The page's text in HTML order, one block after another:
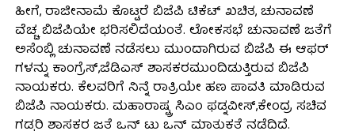
ಹೀಗೆ, ರಾಜೀನಾಮೆ ಕೊಟ್ಟರೆ ಬಿಜೆಪಿ ಟಿಕೆಟ್ ಖಚಿತ, ಚುನಾವಣೆ
ವೆಚ್ಚ ಬಿಜೆಪಿಯೇ ಭರಿಸಲಿದೆಯಂತೆ. ಲೋಕಸಭೆ ಚುನಾವಣೆ ಜತೆಗೆ
ಅಸೆಂಬ್ಲಿ ಚುನಾವಣೆ ನಡೆಸಲು ಮುಂದಾಗಿರುವ ಬಿಜೆಪಿ ಈ ಆಫರ್​​
ಗಳನ್ನು ಕಾಂಗ್ರೆಸ್,ಜೆಡಿಎಸ್ ಶಾಸಕರಮುಂದಿಡುತ್ತಿರುವ ಬಿಜೆಪಿ
ನಾಯಕರು. ಕೆಲವರಿಗೆ ನಿನ್ನೆ ರಾತ್ರಿಯೇ ಹಣ ಪಾವತಿ ಮಾಡಿರುವ
ಬಿಜೆಪಿ ನಾಯಕರು. ಮಹಾರಾಷ್ಟ್ರ ಸಿಎಂ ಫಡ್ನವೀಸ್,ಕೇಂದ್ರ ಸಚಿವ
ಗಡ್ಕರಿ ಶಾಸಕರ ಜತೆ ಒನ್​ ಟು ಒನ್ ಮಾತುಕತೆ ನಡೆದಿದೆ.